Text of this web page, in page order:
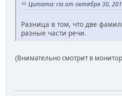
Цитата: ria от октября 30,
Разница в том, что две
разные части речи.
(Внимательно смотрит в